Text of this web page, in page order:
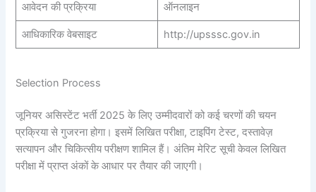
आवेदन की प्रक्रिया ऑनलाइन
आधिकारिक वेबसाइट http://upsssc.gov.in
Selection Process
जूनियर असिस्टेंट भर्ती 2025 के लिए उम्मीदवारों को कई चरणों की चयन
प्रक्रिया से गुजरना होगा। इसमें लिखित परीक्षा, टाइपिंग टेस्ट, दस्तावेज़
सत्यापन और चिकित्सीय परीक्षण शामिल हैं। अंतिम मेरिट सूची केवल लिखित
परीक्षा में प्राप्त अंकों के आधार पर तैयार की जाएगी।